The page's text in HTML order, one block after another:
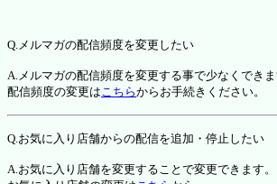
Q.メルマガの配信頻度を変更したい
A.メルマガの配信頻度を変更する事で少なくできま
配信頻度の変更はこちらからお手続きください。
Q.お気に入り店舗からの配信を追加・停止したい
A.お気に入り店舗を変更することで変更できます。